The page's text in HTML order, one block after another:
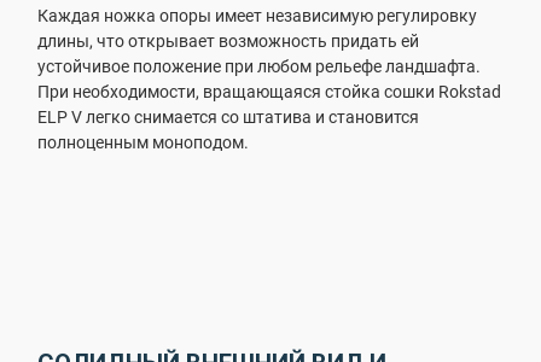
Каждая ножка опоры имеет независимую регулировку
длины, что открывает возможность придать ей
устойчивое положение при любом рельефе ландшафта.
При необходимости, вращающаяся стойка сошки Rokstad
ELP V легко снимается со штатива и становится
полноценным моноподом.